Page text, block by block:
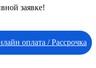
заявке!
оплата / Рассрочка